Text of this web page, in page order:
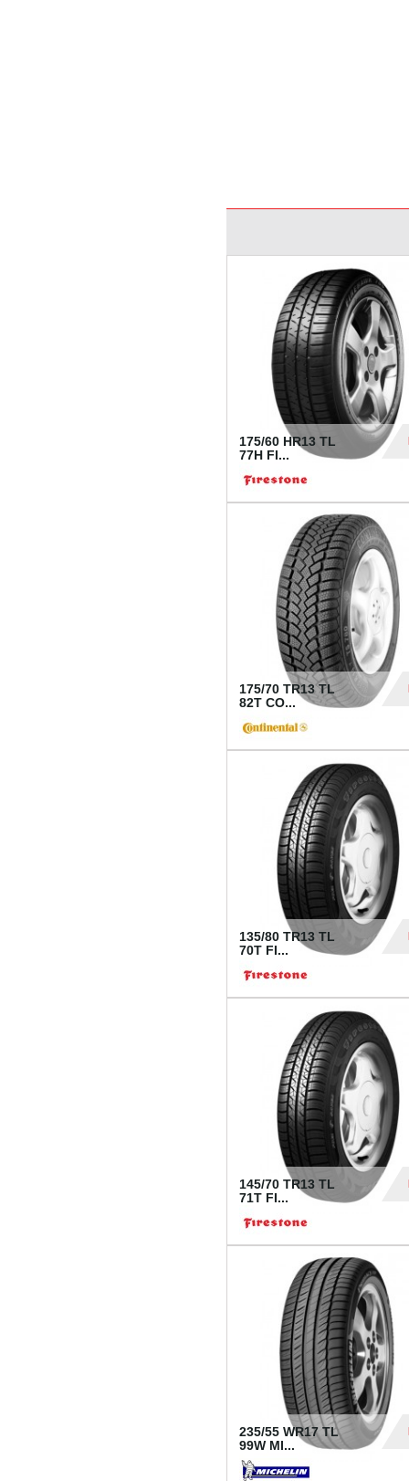
175/60 HR13 TL
77H FI...
175/70 TR13 TL
82T CO...
135/80 TR13 TL
70T FI...
145/70 TR13 TL
71T FI...
235/55 WR17 TL
99W MI...